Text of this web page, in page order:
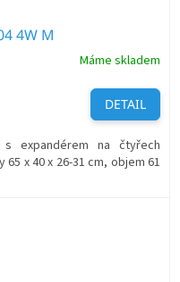
4W M
Máme skladem
DETAIL
expandérem na čtyřech
x 40 x 26-31 cm, objem 61